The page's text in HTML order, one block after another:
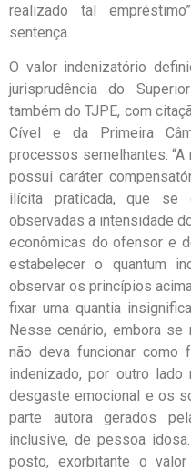
realizado tal
sentença.
O valor indenizatório
jurisprudência do
também do TJPE, com
Cível e da Primeira
processos semelhantes.
possui caráter
ilícita praticada, que se
observadas a intensidade
econômicas do ofensor e
estabelecer o quantum
observar os princípios
fixar uma quantia
Nesse cenário, embora
não deva funcionar como
indenizado, por outro
desgaste emocional e os
parte autora gerados
inclusive, de pessoa
posto, exorbitante o